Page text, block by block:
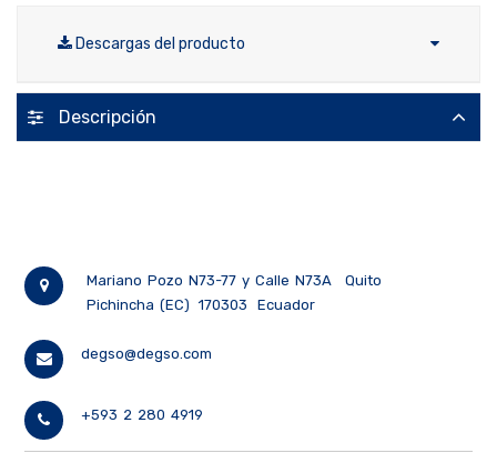
Descargas del producto
Descripción
Mariano Pozo N73-77 y Calle N73A
Quito
Pichincha (EC)
170303 Ecuador
degso@degso.com
+593 2 280 4919